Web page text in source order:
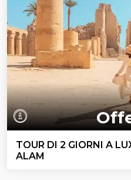
TOUR DI 2 GIORNI A
ALAM